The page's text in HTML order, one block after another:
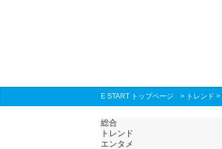
E START トップページ > トレンド >
総合
トレンド
エンタメ